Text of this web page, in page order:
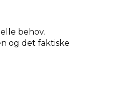
behov.
og det faktiske